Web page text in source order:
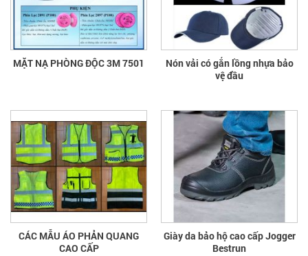
MẶT NẠ PHÒNG ĐỘC 3M 7501
Nón vải có gắn lồng nhựa bảo
vệ đầu
CÁC MẪU ÁO PHẢN QUANG
CAO CẤP
Giày da bảo hộ cao cấp Jogger
Bestrun